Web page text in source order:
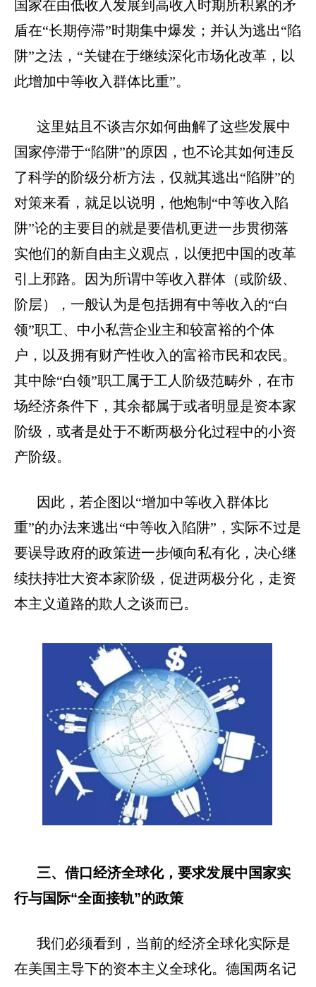
国家在由低收入发展到高收入时期所积累的矛
盾在“长期停滞”时期集中爆发；并认为逃出“陷
阱”之法，“关键在于继续深化市场化改革，以
此增加中等收入群体比重”。
这里姑且不谈吉尔如何曲解了这些发展中
国家停滞于“陷阱”的原因，也不论其如何违反
了科学的阶级分析方法，仅就其逃出“陷阱”的
对策来看，就足以说明，他炮制“中等收入陷
阱”论的主要目的就是要借机更进一步贯彻落
实他们的新自由主义观点，以便把中国的改革
引上邪路。因为所谓中等收入群体（或阶级、
阶层），一般认为是包括拥有中等收入的“白
领”职工、中小私营企业主和较富裕的个体
户，以及拥有财产性收入的富裕市民和农民。
其中除“白领”职工属于工人阶级范畴外，在市
场经济条件下，其余都属于或者明显是资本家
阶级，或者是处于不断两极分化过程中的小资
产阶级。
因此，若企图以“增加中等收入群体比
重”的办法来逃出“中等收入陷阱”，实际不过是
要误导政府的政策进一步倾向私有化，决心继
续扶持壮大资本家阶级，促进两极分化，走资
本主义道路的欺人之谈而已。
三、借口经济全球化，要求发展中国家实
行与国际“全面接轨”的政策
我们必须看到，当前的经济全球化实际是
在美国主导下的资本主义全球化。德国两名记